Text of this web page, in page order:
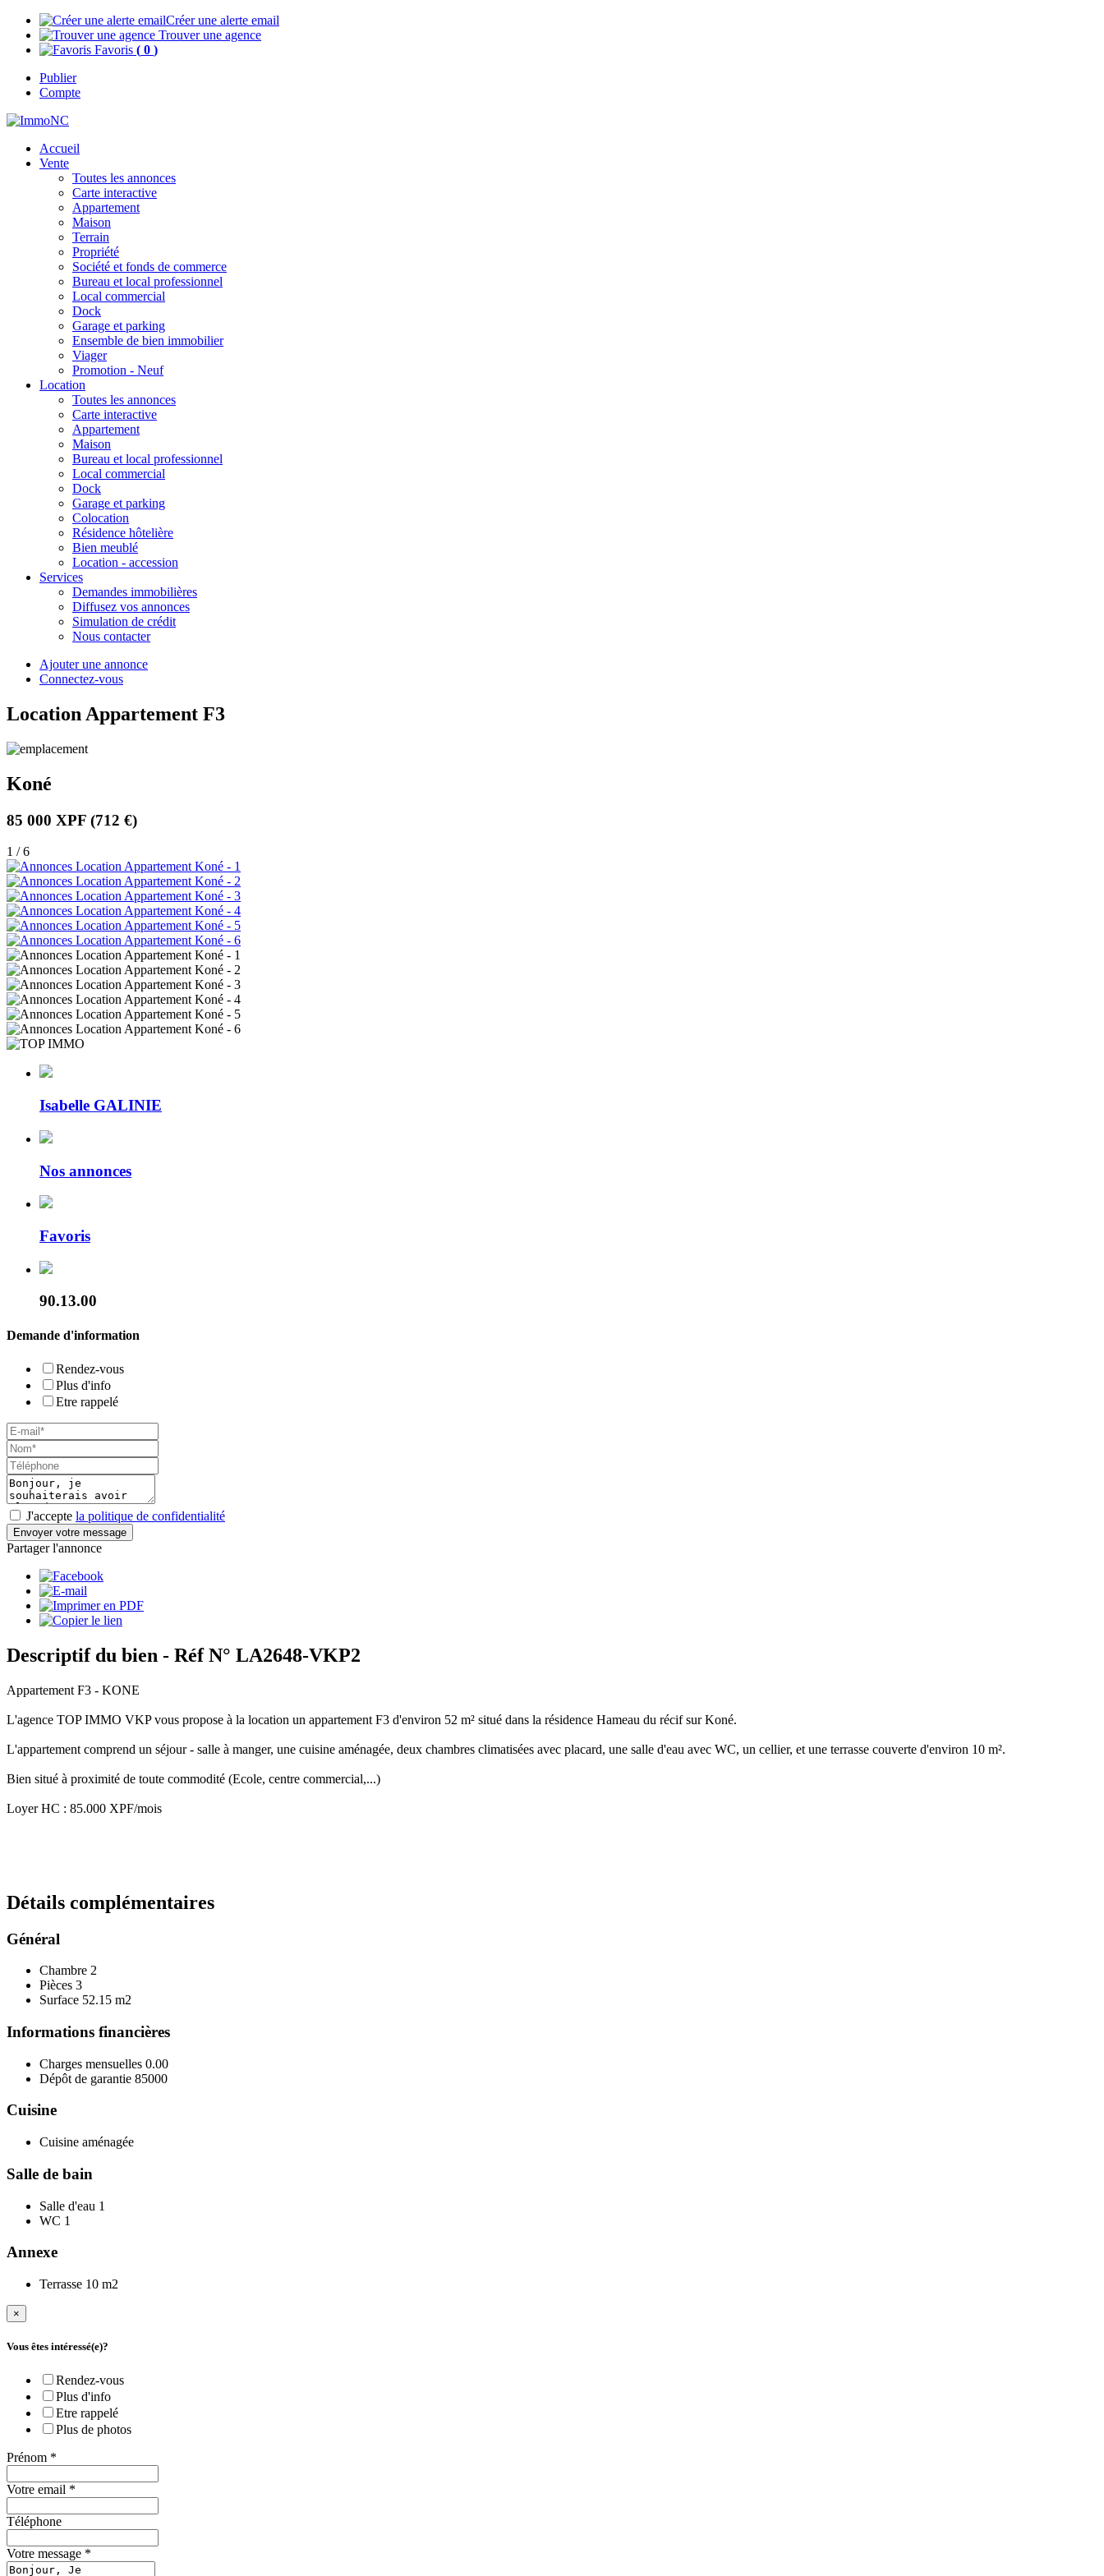
Créer une alerte email
Trouver une agence
Favoris ( 0 )
Publier
Compte
Accueil
Vente
Toutes les annonces
Carte interactive
Appartement
Maison
Terrain
Propriété
Société et fonds de commerce
Bureau et local professionnel
Local commercial
Dock
Garage et parking
Ensemble de bien immobilier
Viager
Promotion - Neuf
Location
Toutes les annonces
Carte interactive
Appartement
Maison
Bureau et local professionnel
Local commercial
Dock
Garage et parking
Colocation
Résidence hôtelière
Bien meublé
Location - accession
Services
Demandes immobilières
Diffusez vos annonces
Simulation de crédit
Nous contacter
Ajouter une annonce
Connectez-vous
Location Appartement F3
Koné
85 000 XPF (712 €)
1 / 6
Isabelle GALINIE
Nos annonces
Favoris
90.13.00
Demande d'information
Rendez-vous
Plus d'info
Etre rappelé
J'accepte la politique de confidentialité
Envoyer votre message
Partager l'annonce
Descriptif du bien - Réf N° LA2648-VKP2
Appartement F3 - KONE
L'agence TOP IMMO VKP vous propose à la location un appartement F3 d'environ 52 m² situé dans la résidence Hameau du récif sur Koné.
L'appartement comprend un séjour - salle à manger, une cuisine aménagée, deux chambres climatisées avec placard, une salle d'eau avec WC, un cellier, et une terrasse couverte d'environ 10 m².
Bien situé à proximité de toute commodité (Ecole, centre commercial,...)
Loyer HC : 85.000 XPF/mois
Détails complémentaires
Général
Chambre 2
Pièces 3
Surface 52.15 m2
Informations financières
Charges mensuelles 0.00
Dépôt de garantie 85000
Cuisine
Cuisine aménagée
Salle de bain
Salle d'eau 1
WC 1
Annexe
Terrasse 10 m2
×
Vous êtes intéressé(e)?
Rendez-vous
Plus d'info
Etre rappelé
Plus de photos
Prénom *
Votre email *
Téléphone
Votre message *